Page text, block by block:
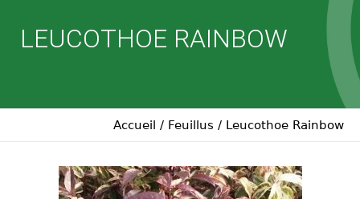
LEUCOTHOE RAINBOW
Accueil / Feuillus / Leucothoe Rainbow